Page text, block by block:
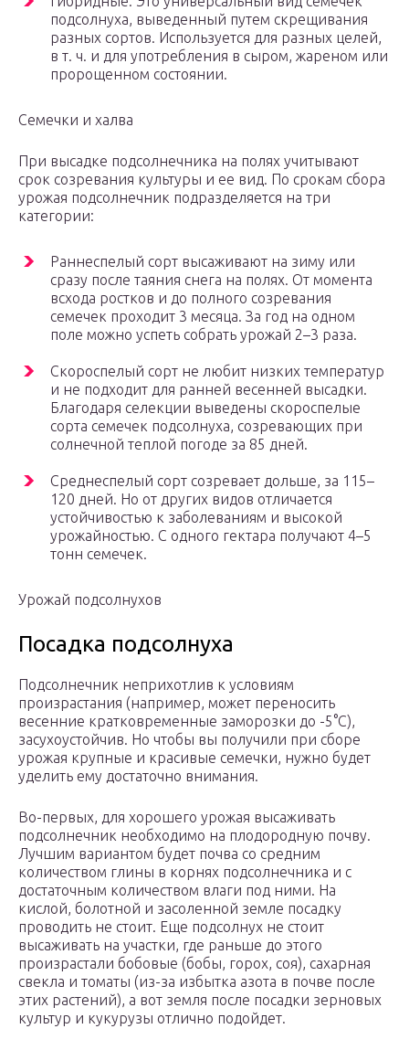
подсолнуха, выведенный путем скрещивания
разных сортов. Используется для разных целей,
в т. ч. и для употребления в сыром, жареном или
пророщенном состоянии.
Семечки и халва
При высадке подсолнечника на полях учитывают
срок созревания культуры и ее вид. По срокам сбора
урожая подсолнечник подразделяется на три
категории:
Раннеспелый сорт высаживают на зиму или
сразу после таяния снега на полях. От момента
всхода ростков и до полного созревания
семечек проходит 3 месяца. За год на одном
поле можно успеть собрать урожай 2–3 раза.
Скороспелый сорт не любит низких температур
и не подходит для ранней весенней высадки.
Благодаря селекции выведены скороспелые
сорта семечек подсолнуха, созревающих при
солнечной теплой погоде за 85 дней.
Среднеспелый сорт созревает дольше, за 115–
120 дней. Но от других видов отличается
устойчивостью к заболеваниям и высокой
урожайностью. С одного гектара получают 4–5
тонн семечек.
Урожай подсолнухов
Посадка подсолнуха
Подсолнечник неприхотлив к условиям
произрастания (например, может переносить
весенние кратковременные заморозки до -5°C),
засухоустойчив. Но чтобы вы получили при сборе
урожая крупные и красивые семечки, нужно будет
уделить ему достаточно внимания.
Во-первых, для хорошего урожая высаживать
подсолнечник необходимо на плодородную почву.
Лучшим вариантом будет почва со средним
количеством глины в корнях подсолнечника и с
достаточным количеством влаги под ними. На
кислой, болотной и засоленной земле посадку
проводить не стоит. Еще подсолнух не стоит
высаживать на участки, где раньше до этого
произрастали бобовые (бобы, горох, соя), сахарная
свекла и томаты (из-за избытка азота в почве после
этих растений), а вот земля после посадки зерновых
культур и кукурузы отлично подойдет.